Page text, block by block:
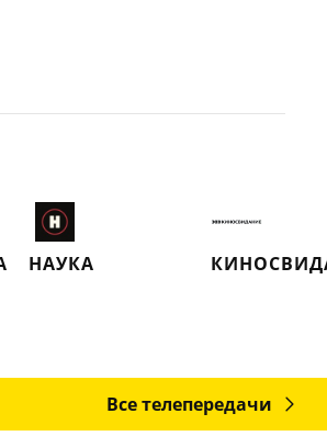
НАУКА
Все телепередачи